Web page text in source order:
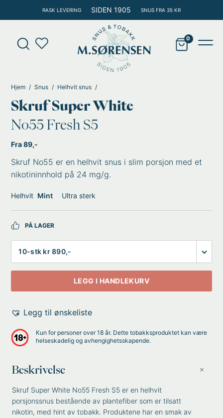
rett
innholdet
RASK LEVERING SIDEN 1905 SNUS FRA 35 KR
Products
search
Hjem Snus Helhvit snus
Skruf Super White
No55 Fresh S5
Fra 89,-
Skruf No55 er en helhvit snus i slim porsjon med et
nikotininnhold på 24 mg/g.
Helhvit Mint Ultra sterk
PÅ LAGER
LEGG I HANDLEKURV
Legg til ønskeliste
Kun for personer over 18 år. Dette tobakksproduktet kan være
helseskadelig og avhengighetsskapende.
Beskrivelse
Skruf Super White No55 Fresh S5 er en helhvit
porsjonssnus bestående av plantefiber som er tilsatt
nikotin, med hint av tobakk. Produktene har en smak av